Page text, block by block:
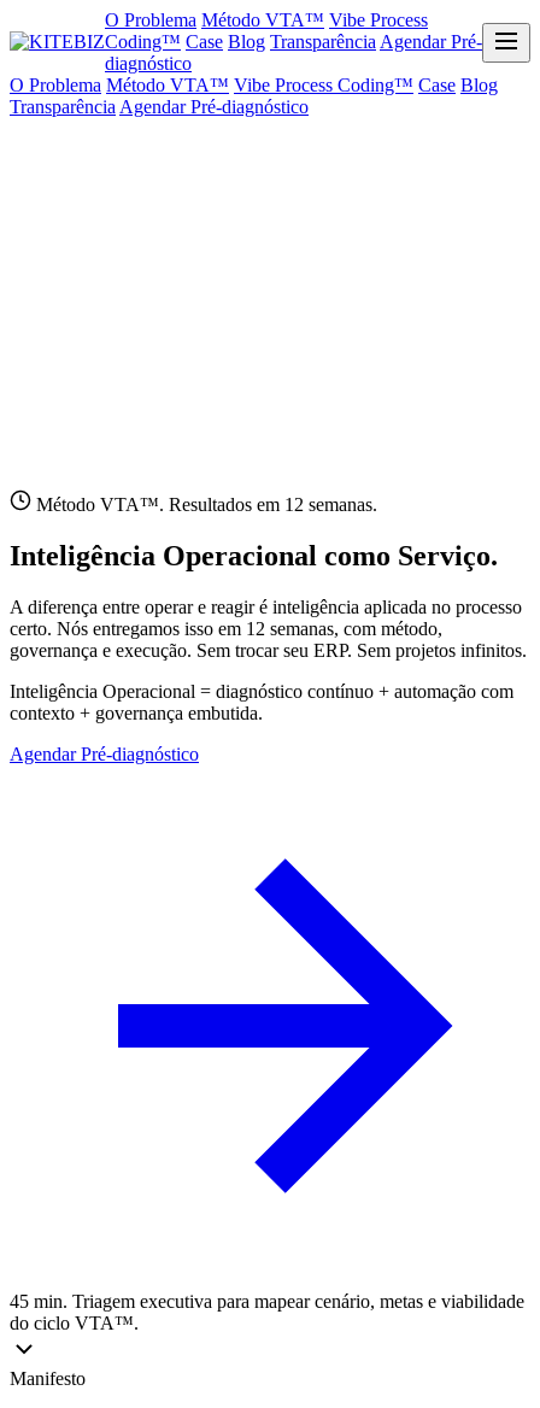
O Problema Método VTA™ Vibe Process
Coding™ Case Blog Transparência Agendar Pré-
diagnóstico
O Problema Método VTA™ Vibe Process Coding™ Case Blog
Transparência Agendar Pré-diagnóstico
Método VTA™. Resultados em 12 semanas.
Inteligência Operacional como Serviço.
A diferença entre operar e reagir é inteligência aplicada no processo
certo. Nós entregamos isso em 12 semanas, com método,
governança e execução. Sem trocar seu ERP. Sem projetos infinitos.
Inteligência Operacional = diagnóstico contínuo + automação com
contexto + governança embutida.
Agendar Pré-diagnóstico
45 min. Triagem executiva para mapear cenário, metas e viabilidade
do ciclo VTA™.
Manifesto